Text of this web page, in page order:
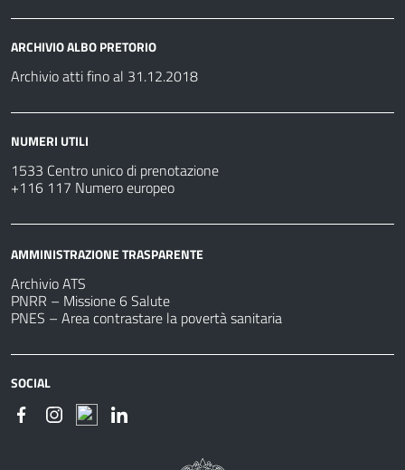
ARCHIVIO ALBO PRETORIO
Archivio atti fino al 31.12.2018
NUMERI UTILI
1533 Centro unico di prenotazione
+116 117 Numero europeo
AMMINISTRAZIONE TRASPARENTE
Archivio ATS
PNRR – Missione 6 Salute
PNES – Area contrastare la povertà sanitaria
SOCIAL